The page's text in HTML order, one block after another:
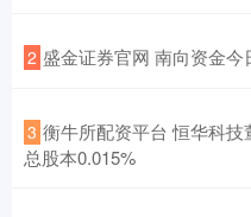
2 盛金证券官网 南向资金今
3 衡牛所配资平台 恒华科
总股本0.015%